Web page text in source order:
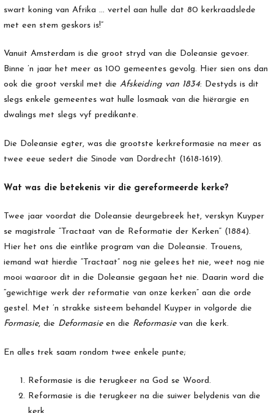
swart koning van Afrika … vertel aan hulle dat 80 kerkraadslede
met een stem geskors is!”
Vanuit Amsterdam is die groot stryd van die Doleansie gevoer.
Binne ’n jaar het meer as 100 gemeentes gevolg. Hier sien ons dan
ook die groot verskil met dieAfskeiding van 1834: Destyds is dit
slegs enkele gemeentes wat hulle losmaak van die hiërargie en
dwalings met slegs vyf predikante.
Die Doleansie egter, was die grootste kerkreformasie na meer as
twee eeue sedert die Sinode van Dordrecht (1618-1619).
Wat was die betekenis vir die gereformeerde kerke?
Twee jaar voordat die Doleansie deurgebreek het, verskyn Kuyper
se magistrale “Tractaat van de Reformatie der Kerken” (1884).
Hier het ons die eintlike program van die Doleansie. Trouens,
iemand wat hierdie “Tractaat” nog nie gelees het nie, weet nog nie
mooi waaroor dit in die Doleansie gegaan het nie. Daarin word die
“gewichtige werk der reformatie van onze kerken” aan die orde
gestel. Met ’n strakke sisteem behandel Kuyper in volgorde die
Formasie, die Deformasieen die Reformasievan die kerk.
En alles trek saam rondom twee enkele punte;
Reformasie is die terugkeer na God se Woord.
Reformasie is die terugkeer na die suiwer belydenis van die